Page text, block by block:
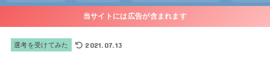
当サイトには広告が含まれます
選考を受けてみた 2021.07.13